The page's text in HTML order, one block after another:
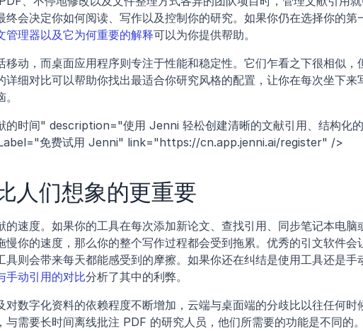
终会决定你如何阅读、写作以及控制你的研究。如果你仍在选择你的第
管理器以及它为何重要的解释可以为你提供帮助。
移动，而桌面应用程序则专注于性能和稳定性。它们乍看之下很相似，
详细对比可以帮助你找出最适合你研究风格的配置，让你在每次坐下来
时间" description="使用 Jenni 轻松创建清晰的文献引用、结构化的
免费试用 Jenni" link="https://cn.app.jenni.ai/register" />
人们想象的更重要
的速度。如果你的工具在每次添加新论文、查找引用、同步笔记本电脑
慢你的速度，那么你的整个写作过程都会受到拖累。优秀的引文软件会
具则会带来每天都能感受到的摩擦。如果你还在纠结是使用工具还是手
手动引用的对比分析了其中的利弊。
对数字化资料的依赖程度不断增加，云端与桌面端的分歧比以往任何时
与需要长时间离线批注 PDF 的研究人员，他们所需要的功能是不同的